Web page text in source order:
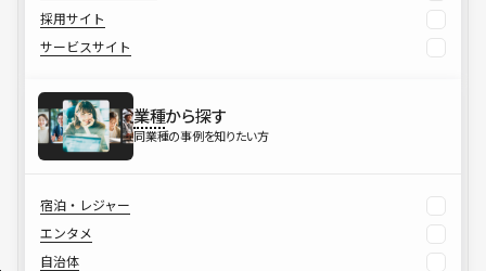
採用サイト
サービスサイト
業種から探す
同業種の事例を知りたい方
宿泊・レジャー
エンタメ
自治体